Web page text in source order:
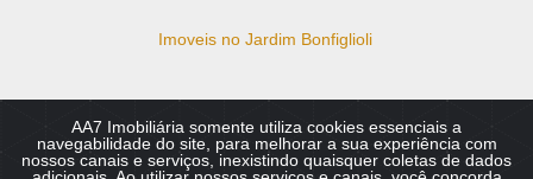
AA7 Imobiliária somente utiliza cookies essenciais a
navegabilidade do site, para melhorar a sua experiência com
nossos canais e serviços, inexistindo quaisquer coletas de dados
Imoveis no Jardim Bonfiglioli
Copyright © 2026 - AA7 Imobiliaria - Imoveis no Butantã,
Bonfiglioli, Vila Sônia, Guedala. :: CRECI 49.810-J Todos os direitos
reservados.